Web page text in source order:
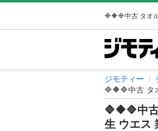
ジモティー
🔷🔶🔷中古 タ
🔷🔶🔷中
生 ウエス